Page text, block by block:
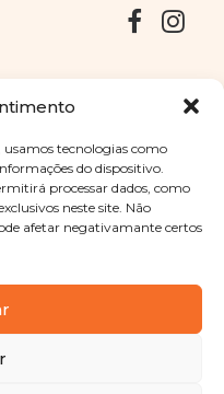
usamos tecnologias como
do dispositivo.
processar dados, como
neste site. Não
afetar negativamante certos
Clara
. Todos os direitos
|Termos e condições